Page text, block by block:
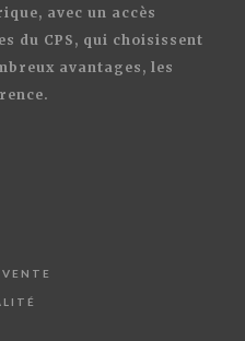
avec un accès
du CPS, qui choisissent
avantages, les